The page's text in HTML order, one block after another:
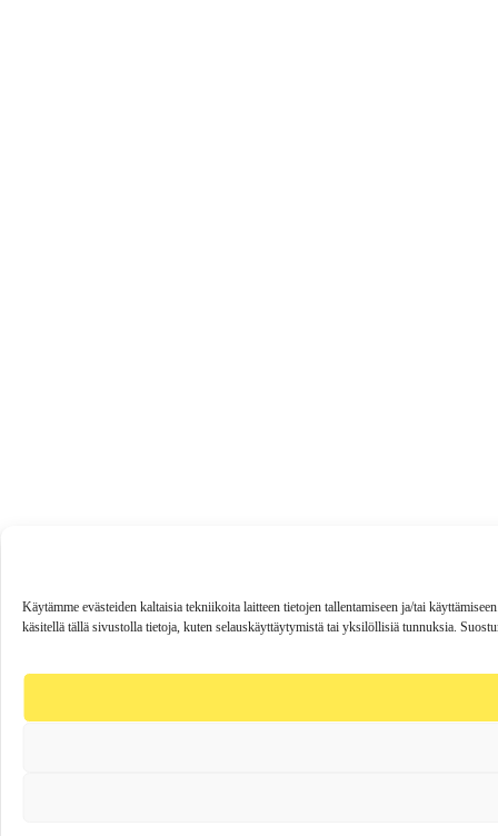
Käytämme evästeiden kaltaisia tekniikoita laitteen tietojen tallentamiseen ja/tai
käsitellä tällä sivustolla tietoja, kuten selauskäyttäytymistä tai yksilöllisiä tunnuksia.